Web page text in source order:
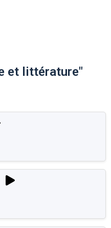
et littérature"